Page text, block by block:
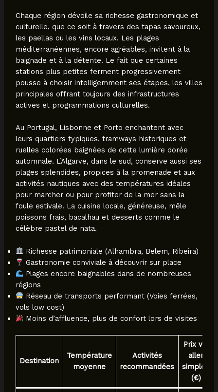
Chaque région dévoile sa richesse gastronomique et
culturelle, que ce soit à travers des tapas savoureux,
les paellas ou les vins locaux. Les plages
méditerranéennes, encore agréables, invitent à la
baignade et à la détente. Le fait que certaines
stations plus petites ferment progressivement
pousse à choisir intelligemment ses étapes, les villes
principales offrant toujours des infrastructures
actives et programmations culturelles.
Au Portugal, Lisbonne et Porto enchantent avec
leurs quartiers typiques, tramways historiques et
ruelles colorées baignées de cette lumière dorée
automnale. L’Algarve, dans le sud, conserve aussi ses
plages splendides, propices à la promenade et aux
activités nautiques avec des températures idéales
pour marcher ou pour profiter de la mer sans la
foule estivale. La cuisine locale, généreuse, mêle
poissons frais, bacalhau et desserts comme le
célèbre pastel de nata.
Richesse patrimoniale (Alhambra, Belem, Ribeira)
Gastronomie conviviale à découvrir sur place
Plages encore baignables dans de nombreuses
régions
Réseau de transports performant (Voies ferrées,
vols low cost)
Moins d’affluence, plus de confort lors de visites
Destination
Température
moyenne
Activités
recommandées
Prix vol
aller
simple*
(€)